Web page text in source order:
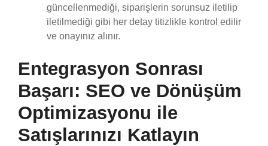
güncellenmediği, siparişlerin sorunsuz iletilip
iletilmediği gibi her detay titizlikle kontrol edilir
ve onayınız alınır.
Entegrasyon Sonrası
Başarı: SEO ve Dönüşüm
Optimizasyonu ile
Satışlarınızı Katlayın